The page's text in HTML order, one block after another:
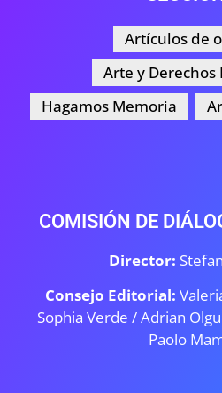
Artículos de
Arte y
Hagamos Memoria
COMISIÓN DE
Director:
Consejo Editorial:
Sophia Verde /Adrian
Paolo